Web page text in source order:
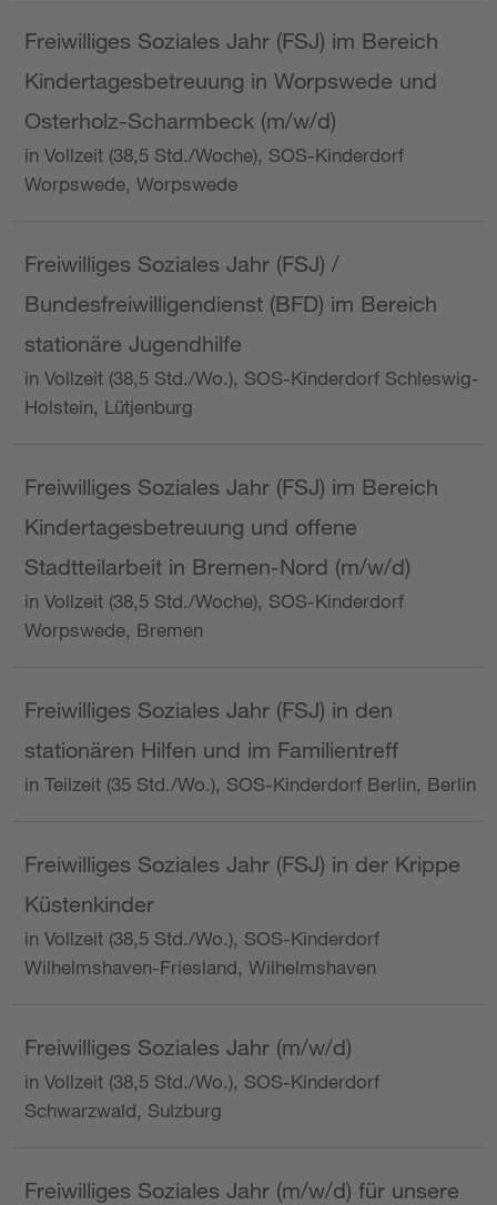
Freiwilliges Soziales Jahr (FSJ) im Bereich
Kindertagesbetreuung in Worpswede und
Osterholz-Scharmbeck (m/w/d)
in Vollzeit (38,5 Std./Woche), SOS-Kinderdorf
Worpswede, Worpswede
Freiwilliges Soziales Jahr (FSJ) /
Bundesfreiwilligendienst (BFD) im Bereich
stationäre Jugendhilfe
in Vollzeit (38,5 Std./Wo.), SOS-Kinderdorf Schleswig-
Holstein, Lütjenburg
Freiwilliges Soziales Jahr (FSJ) im Bereich
Kindertagesbetreuung und offene
Stadtteilarbeit in Bremen-Nord (m/w/d)
in Vollzeit (38,5 Std./Woche), SOS-Kinderdorf
Worpswede, Bremen
Freiwilliges Soziales Jahr (FSJ) in den
stationären Hilfen und im Familientreff
in Teilzeit (35 Std./Wo.), SOS-Kinderdorf Berlin, Berlin
Freiwilliges Soziales Jahr (FSJ) in der Krippe
Küstenkinder
in Vollzeit (38,5 Std./Wo.), SOS-Kinderdorf
Wilhelmshaven-Friesland, Wilhelmshaven
Freiwilliges Soziales Jahr (m/w/d)
in Vollzeit (38,5 Std./Wo.), SOS-Kinderdorf
Schwarzwald, Sulzburg
Freiwilliges Soziales Jahr (m/w/d) für unsere